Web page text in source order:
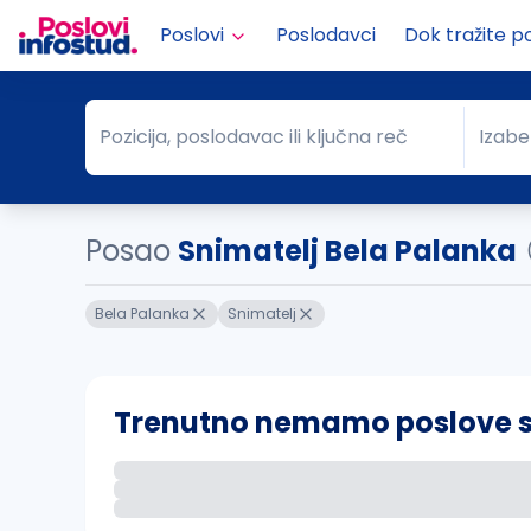
Poslovi Poslodavci Dok tražite
Pozicija, poslodavac ili ključna reč
Pozicija, poslodavac ili ključna reč Grad
Posao Snimatelj Bela Palanka
Bela Palanka Snimatelj
Trenutno nemamo poslove